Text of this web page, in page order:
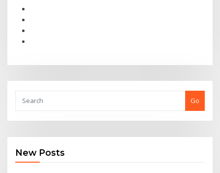
Go
New Posts